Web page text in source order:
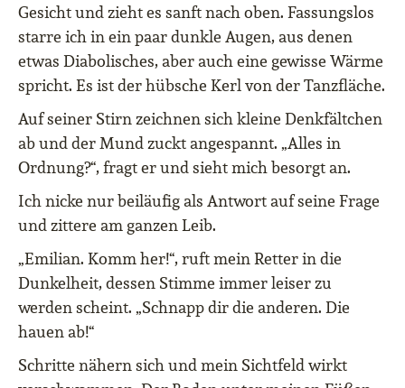
Gesicht und zieht es sanft nach oben. Fassungslos
starre ich in ein paar dunkle Augen, aus denen
etwas Diabolisches, aber auch eine gewisse Wärme
spricht. Es ist der hübsche Kerl von der Tanzfläche.
Auf seiner Stirn zeichnen sich kleine Denkfältchen
ab und der Mund zuckt angespannt. „Alles in
Ordnung?“, fragt er und sieht mich besorgt an.
Ich nicke nur beiläufig als Antwort auf seine Frage
und zittere am ganzen Leib.
„Emilian. Komm her!“, ruft mein Retter in die
Dunkelheit, dessen Stimme immer leiser zu
werden scheint. „Schnapp dir die anderen. Die
hauen ab!“
Schritte nähern sich und mein Sichtfeld wirkt